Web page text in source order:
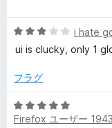
5
の
価
5
段
中
の
評
i hate
ui is clucky, only 1
フラグ
5
段
Firefox ユーザー